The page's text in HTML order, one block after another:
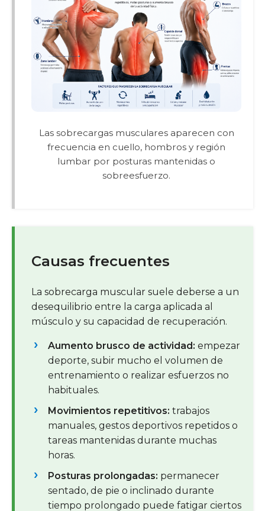
Las sobrecargas musculares aparecen con
frecuencia en cuello, hombros y región
lumbar por posturas mantenidas o
sobreesfuerzo.
Causas frecuentes
La sobrecarga muscular suele deberse a un
desequilibrio entre la carga aplicada al
músculo y su capacidad de recuperación.
Aumento brusco de actividad: empezar
deporte, subir mucho el volumen de
entrenamiento o realizar esfuerzos no
habituales.
Movimientos repetitivos: trabajos
manuales, gestos deportivos repetidos o
tareas mantenidas durante muchas
horas.
Posturas prolongadas: permanecer
sentado, de pie o inclinado durante
tiempo prolongado puede fatigar ciertos